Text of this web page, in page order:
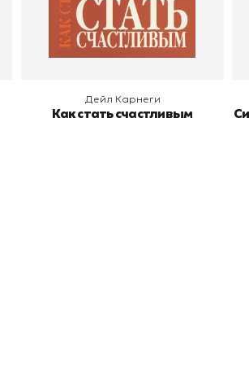
В корзину
Дейл Карнеги
Как стать счастливым